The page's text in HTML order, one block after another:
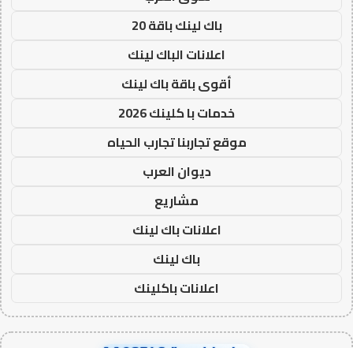
باك لينك باقة 20
اعلانات الباك لينك
أقوى باقة باك لينك
خدمات با كلينك 2026
موقع تجاربنا تجارب الحياه
ديوان العرب
مشاريع
اعلانات باك لينك
باك لينك
اعلانات باكلينك